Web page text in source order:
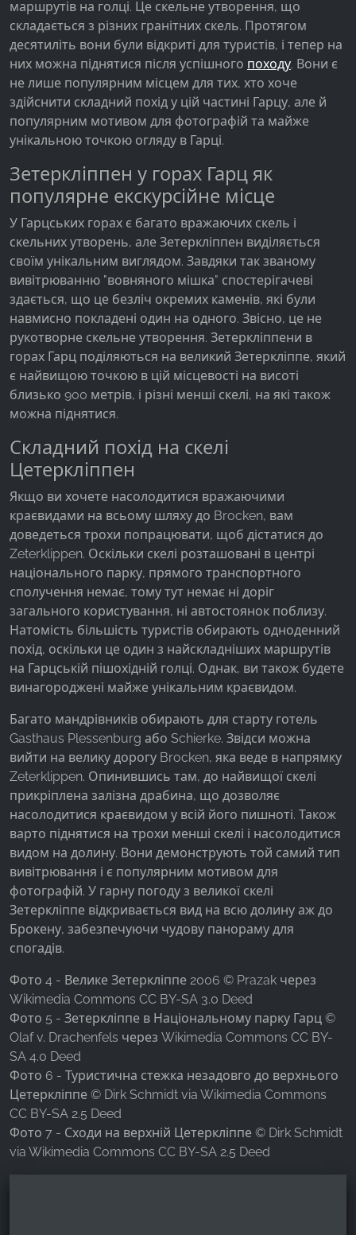
маршрутів на голці. Це скельне утворення, що
складається з різних гранітних скель. Протягом
десятиліть вони були відкриті для туристів, і тепер на
них можна піднятися після успішного походу. Вони є
не лише популярним місцем для тих, хто хоче
здійснити складний похід у цій частині Гарцу, але й
популярним мотивом для фотографій та майже
унікальною точкою огляду в Гарці.
Зетеркліппен у горах Гарц як
популярне екскурсійне місце
У Гарцських горах є багато вражаючих скель і
скельних утворень, але Зетеркліппен виділяється
своїм унікальним виглядом. Завдяки так званому
вивітрюванню "вовняного мішка" спостерігачеві
здається, що це безліч окремих каменів, які були
навмисно покладені один на одного. Звісно, це не
рукотворне скельне утворення. Зетеркліппени в
горах Гарц поділяються на великий Зетеркліппе, який
є найвищою точкою в цій місцевості на висоті
близько 900 метрів, і різні менші скелі, на які також
можна піднятися.
Складний похід на скелі
Цетеркліппен
Якщо ви хочете насолодитися вражаючими
краєвидами на всьому шляху до Brocken, вам
доведеться трохи попрацювати, щоб дістатися до
Zeterklippen. Оскільки скелі розташовані в центрі
національного парку, прямого транспортного
сполучення немає, тому тут немає ні доріг
загального користування, ні автостоянок поблизу.
Натомість більшість туристів обирають одноденний
похід, оскільки це один з найскладніших маршрутів
на Гарцській пішохідній голці. Однак, ви також будете
винагороджені майже унікальним краєвидом.
Багато мандрівників обирають для старту готель
Gasthaus Plessenburg або Schierke. Звідси можна
вийти на велику дорогу Brocken, яка веде в напрямку
Zeterklippen. Опинившись там, до найвищої скелі
прикріплена залізна драбина, що дозволяє
насолодитися краєвидом у всій його пишноті. Також
варто піднятися на трохи менші скелі і насолодитися
видом на долину. Вони демонструють той самий тип
вивітрювання і є популярним мотивом для
фотографій. У гарну погоду з великої скелі
Зетеркліппе відкривається вид на всю долину аж до
Брокену, забезпечуючи чудову панораму для
спогадів.
Фото 4 - Велике Зетеркліппе 2006 © Prazak через
Wikimedia Commons CC BY-SA 3.0 Deed
Фото 5 - Зетеркліппе в Національному парку Гарц ©
Olaf v. Drachenfels через Wikimedia Commons CC BY-
SA 4.0 Deed
Фото 6 - Туристична стежка незадовго до верхнього
Цетеркліппе © Dirk Schmidt via Wikimedia Commons
CC BY-SA 2.5 Deed
Фото 7 - Сходи на верхній Цетеркліппе © Dirk Schmidt
via Wikimedia Commons CC BY-SA 2.5 Deed
Facebook Pixel
Name:
_fbp, fr, _fbq, fbq
Provider:
Facebook Ireland Ltd.
Purpose:
Cookie duration:
3 місяці - 1 рік
СТАТИСТИКА
Статистичні файли cookie збирають інформацію
анонімно. Ця інформація допомагає нам
зрозуміти, як наші відвідувачі використовують
наш сайт.
Google Analytics
Name:
Provider:
Purpose:
Збір статистики про використання веб-сайту
Cookie duration:
24 години - 2 роки